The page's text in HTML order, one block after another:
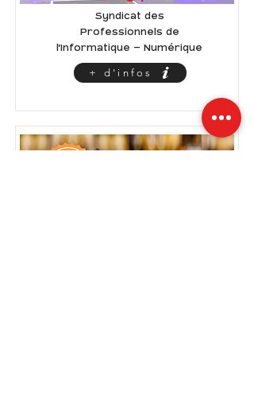
Syndicat des
Professionnels de
l’Informatique - Numérique
+ d'infos